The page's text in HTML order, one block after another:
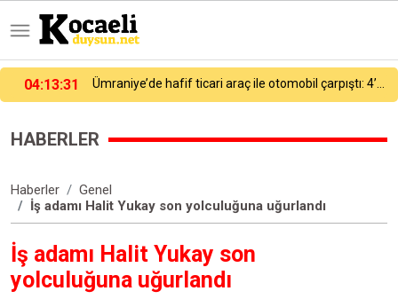
02:31:49
HABERLER
Haberler
Genel
İş adamı Halit Yukay son yolculuğuna uğurlandı
İş adamı Halit Yukay son
yolculuğuna uğurlandı